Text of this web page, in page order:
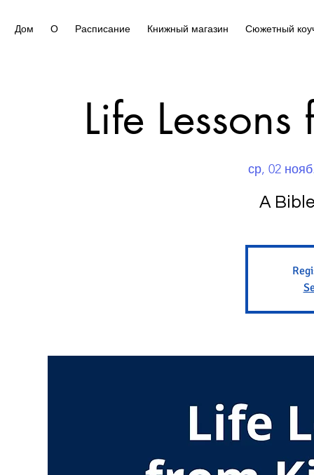
Дом О Расписание Книжный магазин Сюжетный
Life
ср, 02
A